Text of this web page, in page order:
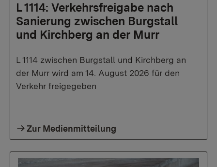
L 1114: Verkehrsfreigabe nach
Sanierung zwischen Burgstall
und Kirchberg an der Murr
L 1114 zwischen Burgstall und Kirchberg an
der Murr wird am 14. August 2026 für den
Verkehr freigegeben
Zur Medienmitteilung